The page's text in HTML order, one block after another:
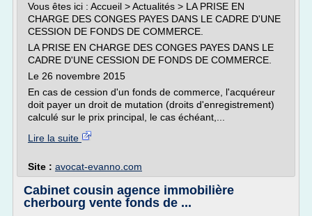
Vous êtes ici : Accueil > Actualités > LA PRISE EN
CHARGE DES CONGES PAYES DANS LE CADRE D'UNE
CESSION DE FONDS DE COMMERCE.
LA PRISE EN CHARGE DES CONGES PAYES DANS LE
CADRE D'UNE CESSION DE FONDS DE COMMERCE.
Le 26 novembre 2015
En cas de cession d'un fonds de commerce, l'acquéreur
doit payer un droit de mutation (droits d'enregistrement)
calculé sur le prix principal, le cas échéant,...
Lire la suite
Site : avocat-evanno.com
Cabinet cousin agence immobilière
cherbourg vente fonds de ...